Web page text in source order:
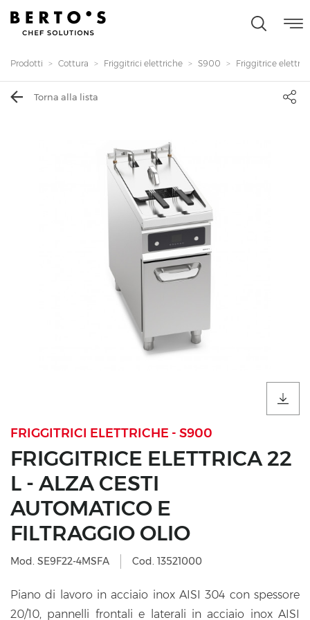
Prodotti Cottura Friggitrici elettriche S900 Friggitrice
Torna alla lista
FRIGGITRICI ELETTRICHE - S900
FRIGGITRICE ELETTRICA 22
L - ALZA CESTI
AUTOMATICO E
FILTRAGGIO OLIO
Mod. SE9F22-4MSFA Cod. 13521000
Piano di lavoro in acciaio inox AISI 304 con spessore
20/10, pannelli frontali e laterali in acciaio inox AISI